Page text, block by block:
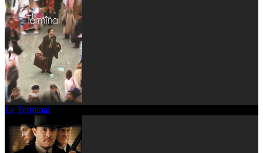
Le Terminal